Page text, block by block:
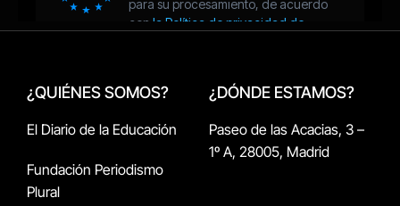
¿QUIÉNES SOMOS?
El Diario de la Educación
Fundación Periodismo
Plural
¿DÓNDE ESTAMOS?
Paseo de las Acacias, 3 –
1º A, 28005, Madrid